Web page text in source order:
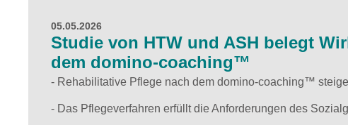
05.05.2026
Studie von HTW und ASH belegt
dem domino-coaching™
- Rehabilitative Pflege nach dem domino-coaching™
- Das Pflegeverfahren erfüllt die Anforderungen des